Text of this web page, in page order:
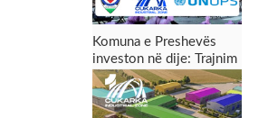
Komuna e Preshevës
investon në dije: Trajnim
dyditor për punonjësit
për menaxhimin e zonës
industriale dhe tërheqjen